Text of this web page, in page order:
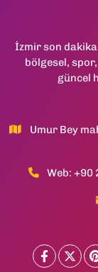
İzmir son
bölgesel,
güncel
Umur Bey
Web: +90